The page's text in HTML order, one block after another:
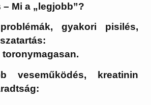
Mi a „legjobb”?
gyakori pisilés,
veseműködés, kreatinin